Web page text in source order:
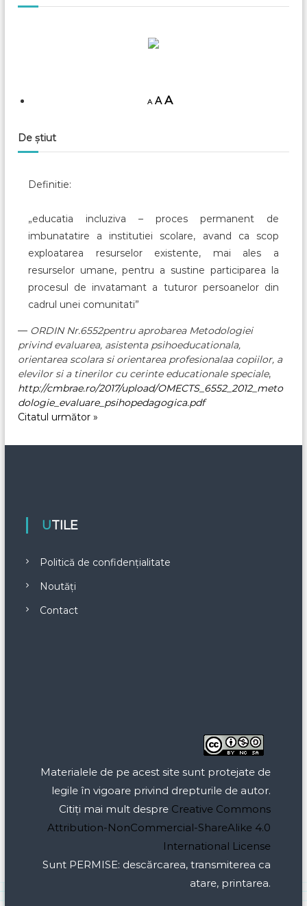
A A A
De știut
Definitie:
„educatia incluziva – proces permanent de
imbunatatire a institutiei scolare, avand ca scop
exploatarea resurselor existente, mai ales a
resurselor umane, pentru a sustine participarea la
procesul de invatamant a tuturor persoanelor din
cadrul unei comunitati”
— ORDIN Nr.6552pentru aprobarea Metodologiei
privind evaluarea, asistenta psihoeducationala,
orientarea scolara si orientarea profesionalaa copiilor, a
elevilor si a tinerilor cu cerinte educationale speciale,
http://cmbrae.ro/2017/upload/OMECTS_6552_2012_meto
dologie_evaluare_psihopedagogica.pdf
Citatul următor »
UTILE
Politică de confidențialitate
Noutăți
Contact
Materialele de pe acest site sunt protejate de
legile în vigoare privind drepturile de autor.
Citiți mai mult despre Creative Commons
Attribution-NonCommercial-ShareAlike 4.0
International License
Sunt PERMISE: descărcarea, transmiterea ca
atare, printarea.